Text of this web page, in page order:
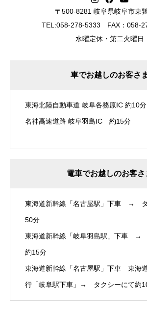
〒500-8281 岐阜県岐阜市東
TEL:058-278-5333 FAX：058-
水曜定休・第二火曜日
車でお越しのお客さま
東海北陸自動車道 岐阜各務原IC 約10分
名神高速道路 岐阜羽島IC 約15分
電車でお越しのお客さ
東海道新幹線「名古屋駅」下車 → タ
50分
東海道新幹線「岐阜羽島駅」下車 →
約15分
東海道新幹線「名古屋駅」下車 東海
行「岐阜駅下車」→ タクシーにて約